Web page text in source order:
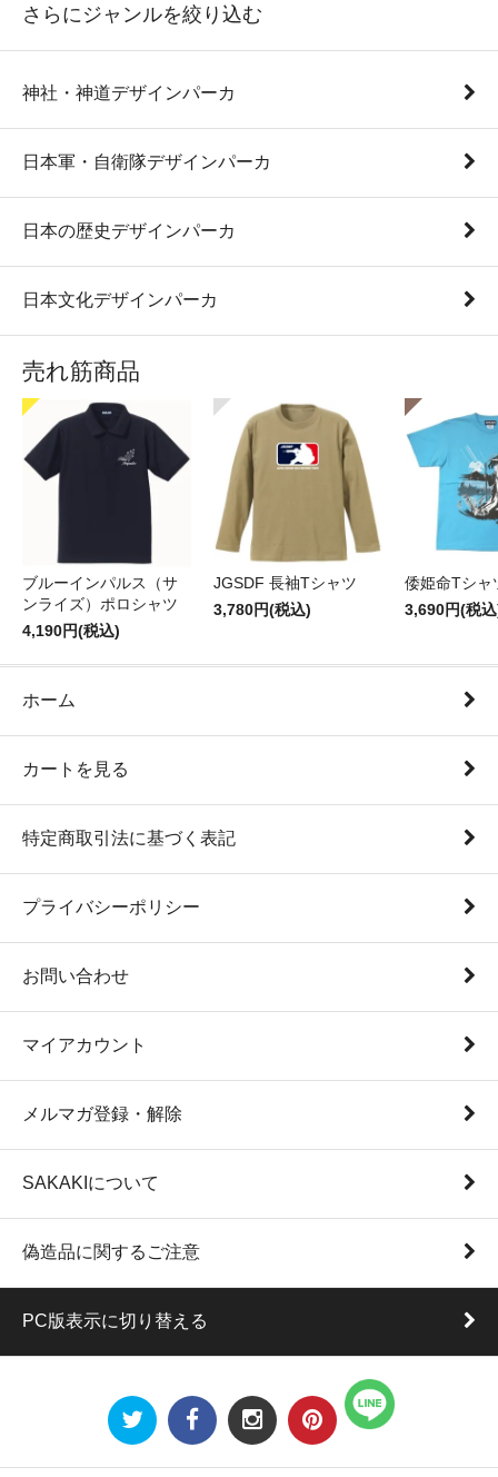
さらにジャンルを絞り込む
神社・神道デザインパーカ
日本軍・自衛隊デザインパーカ
日本の歴史デザインパーカ
日本文化デザインパーカ
売れ筋商品
ブルーインパルス（サ
ンライズ）ポロシャツ
4,190円(税込)
JGSDF 長袖Tシャツ
3,780円(税込)
倭姫命Tシャ
3,690円(税
ホーム
カートを見る
特定商取引法に基づく表記
プライバシーポリシー
お問い合わせ
マイアカウント
メルマガ登録・解除
SAKAKIについて
偽造品に関するご注意
PC版表示に切り替える